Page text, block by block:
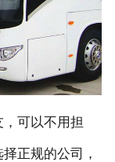
可以不用担
正规的公司，